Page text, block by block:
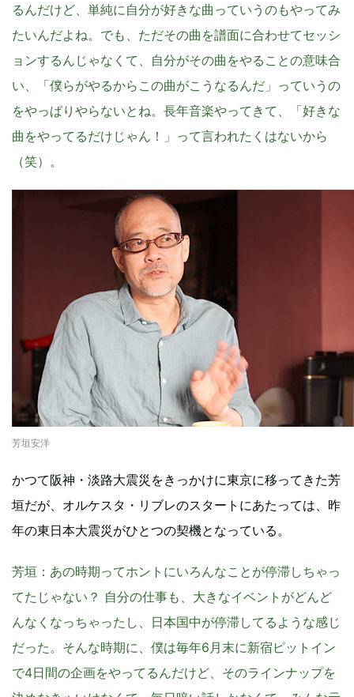
るんだけど、単純に自分が好きな曲っていうのもやってみ
たいんだよね。でも、ただその曲を譜面に合わせてセッシ
ョンするんじゃなくて、自分がその曲をやることの意味合
い、「僕らがやるからこの曲がこうなるんだ」っていうの
をやっぱりやらないとね。長年音楽やってきて、「好きな
曲をやってるだけじゃん！」って言われたくはないから
（笑）。
芳垣安洋
かつて阪神・淡路大震災をきっかけに東京に移ってきた芳
垣だが、オルケスタ・リブレのスタートにあたっては、昨
年の東日本大震災がひとつの契機となっている。
芳垣 ：あの時期ってホントにいろんなことが停滞しちゃっ
てたじゃない？ 自分の仕事も、大きなイベントがどんど
んなくなっちゃったし、日本国中が停滞してるような感じ
だった。そんな時期に、僕は毎年6月末に新宿ピットイン
で4日間の企画をやってるんだけど、そのラインナップを